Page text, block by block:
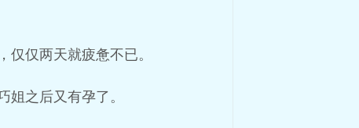
仅两天就疲惫不已。
之后又有孕了。